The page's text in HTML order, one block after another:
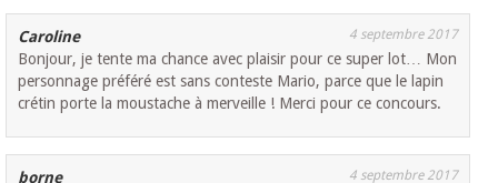
Caroline 4 septembre 2017
Bonjour, je tente ma chance avec plaisir pour ce super lot… Mon
personnage préféré est sans conteste Mario, parce que le lapin
crétin porte la moustache à merveille ! Merci pour ce concours.
borne 4 septembre 2017